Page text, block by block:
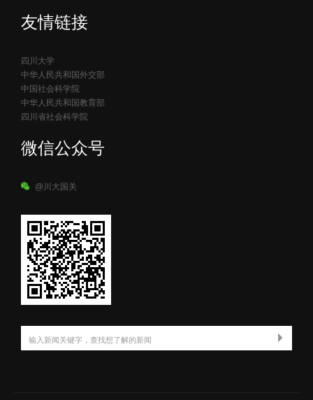
友情链接
四川大学
中华人民共和国外交部
中国社会科学院
中华人民共和国教育部
四川省社会科学院
微信公众号
@川大国关